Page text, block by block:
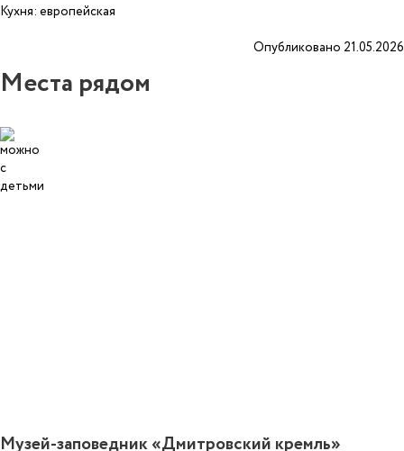
Кухня: европейская
Опубликовано 21.05.2026
Места рядом
Музей-заповедник «Дмитровский кремль»